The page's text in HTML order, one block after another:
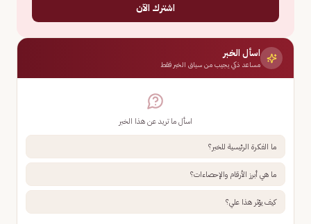
اشترك الآن
اسأل الخبر
مساعد ذكي يجيب من سياق الخبر فقط
اسأل ما تريد عن هذا الخبر
ما الفكرة الرئيسية للخبر؟
ما هي أبرز الأرقام والإحصاءات؟
كيف يؤثر هذا علي؟